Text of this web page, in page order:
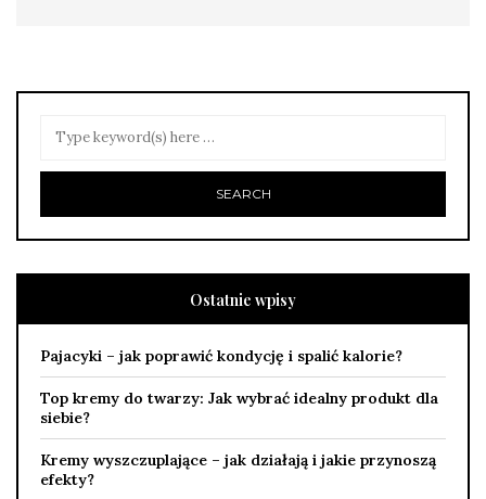
Ostatnie wpisy
Pajacyki – jak poprawić kondycję i spalić kalorie?
Top kremy do twarzy: Jak wybrać idealny produkt dla
siebie?
Kremy wyszczuplające – jak działają i jakie przynoszą
efekty?